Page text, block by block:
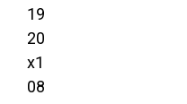
19
20
x1
08